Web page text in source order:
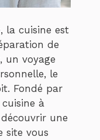
, la cuisine est
de
un voyage
le
Fondé par
à
une
site vous